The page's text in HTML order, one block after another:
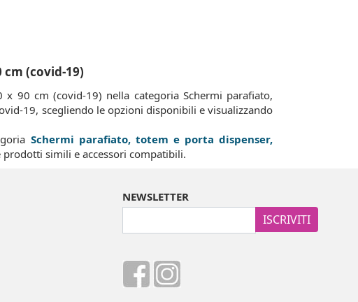
(covid-19)
90 cm (covid-19) nella categoria Schermi parafiato,
19, scegliendo le opzioni disponibili e visualizzando
Schermi parafiato, totem e porta dispenser,
prodotti simili e accessori compatibili.
NEWSLETTER
ISCRIVITI